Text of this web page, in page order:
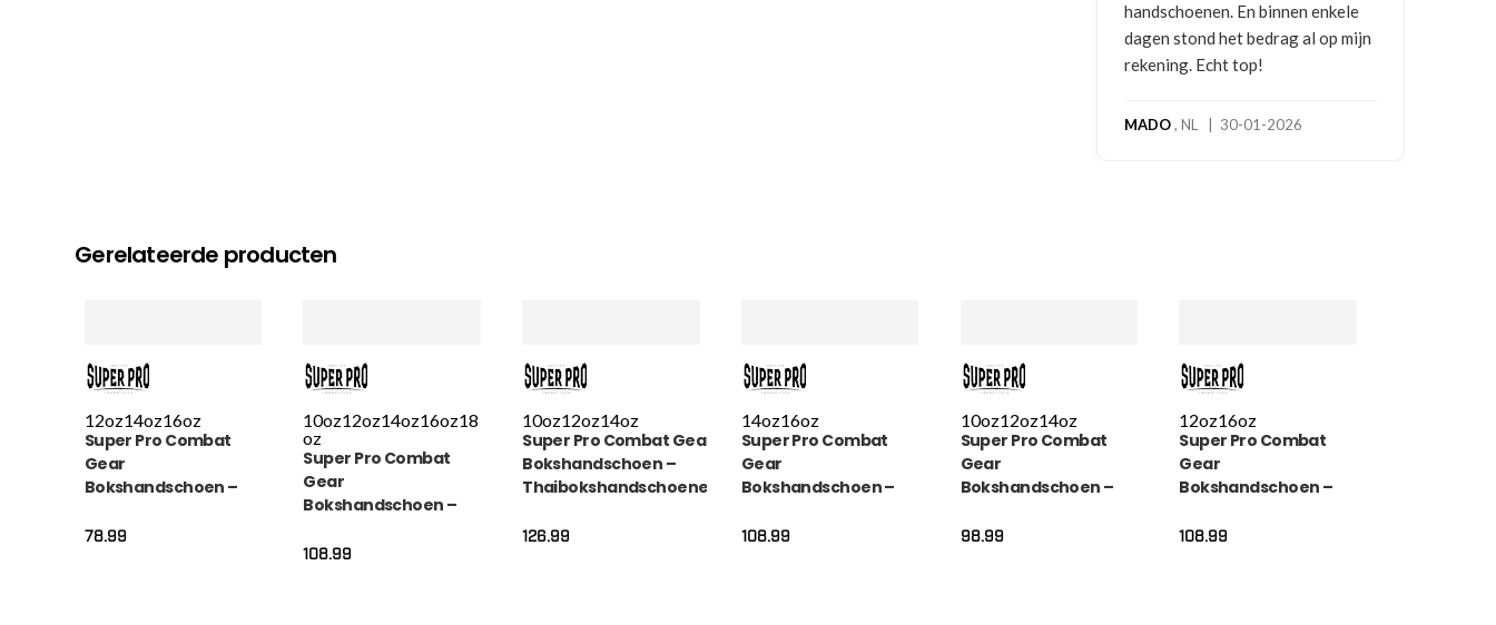
handschoenen. En binnen enkele
dagen stond het bedrag al op mijn
rekening. Echt top!
, NL | 30-01-2026
Gerelateerde producten
12oz14oz16oz
Super Pro Combat
Gear
Bokshandschoen –
Blauw / Rood / Wit
78.99
10oz12oz14oz16oz18
oz
Super Pro Combat
Gear
Bokshandschoen –
/ Wit
108.99
10oz12oz14oz
Super Pro Combat Gear
Bokshandschoen –
Thaibokshandschoenen
Zwart
126.99
14oz16oz
Super Pro Combat
Gear
Bokshandschoen –
Rood
108.99
10oz12oz14oz
Super Pro Combat
Gear
Bokshandschoen –
Stripes – Rood / Blauw
98.99
12oz16oz
Super Pro Combat
Gear
Bokshandschoen –
(thai) – Zwart / Wit
108.99